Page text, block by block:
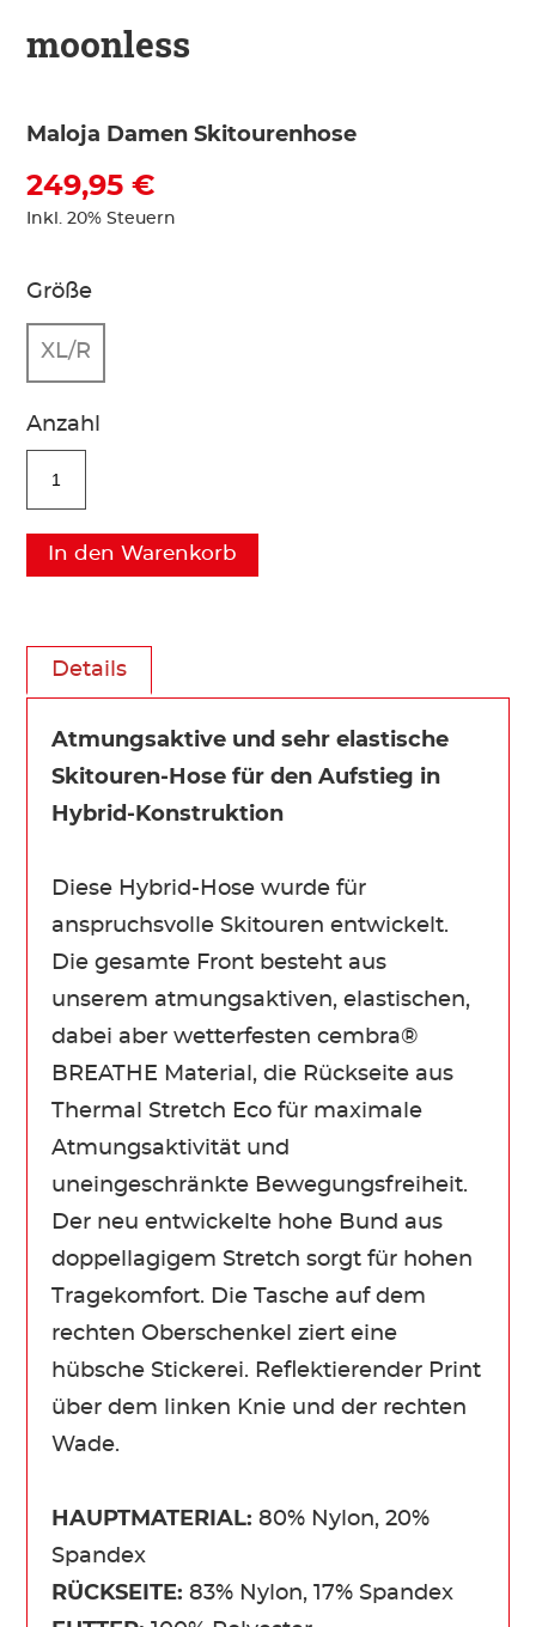
moonless
Maloja Damen Skitourenhose
249,95 €
Inkl. 20% Steuern
Größe
XL/R
Anzahl
In den Warenkorb
Details
Atmungsaktive und sehr elastische
Skitouren-Hose für den Aufstieg in
Hybrid-Konstruktion
Diese Hybrid-Hose wurde für
anspruchsvolle Skitouren entwickelt.
Die gesamte Front besteht aus
unserem atmungsaktiven, elastischen,
dabei aber wetterfesten cembra®
BREATHE Material, die Rückseite aus
Thermal Stretch Eco für maximale
Atmungsaktivität und
uneingeschränkte Bewegungsfreiheit.
Der neu entwickelte hohe Bund aus
doppellagigem Stretch sorgt für hohen
Tragekomfort. Die Tasche auf dem
rechten Oberschenkel ziert eine
hübsche Stickerei. Reflektierender Print
über dem linken Knie und der rechten
Wade.
HAUPTMATERIAL: 80% Nylon, 20%
Spandex
RÜCKSEITE: 83% Nylon, 17% Spandex